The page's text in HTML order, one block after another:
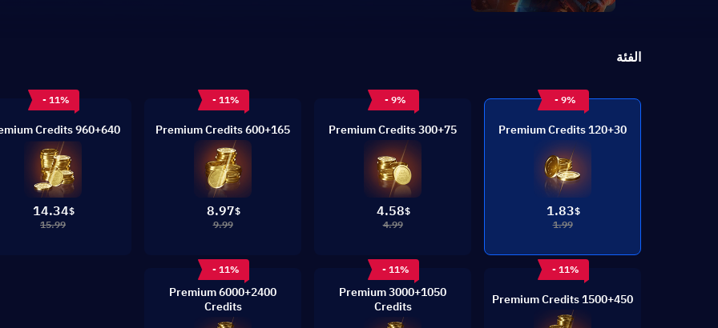
الفئة
- 9%
120+30 Premium Credits
$
1.83
1.99
- 9%
300+75 Premium Credits
$
4.58
4.99
- 11%
600+165 Premium Credits
$
8.97
9.99
- 11%
960+640 Premium Credits
$
14.34
15.99
- 11%
1500+450 Premium Credits
- 11%
3000+1050 Premium
Credits
- 11%
6000+2400 Premium
Credits